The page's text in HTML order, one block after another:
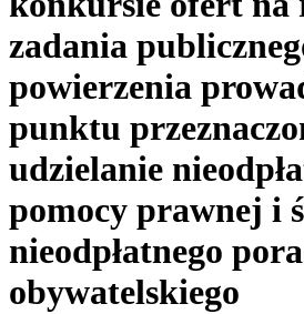
zadania
powierzenia
punktu
udzielanie
pomocy prawnej i
nieodpłatnego
obywatelskiego